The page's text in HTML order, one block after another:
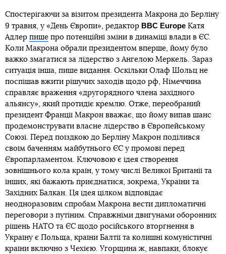
Спостерігаючи за візитом президента Макрона до Берліну
9 травня, у «День Європи», редактор BBC Europe Катя
Адлер пише про потенційні зміни в динаміці влади в ЄС.
Коли Макрона обрали президентом вперше, йому було
важко змагатися за лідерство з Ангелою Меркель. Зараз
ситуація інша, пише видання. Оскільки Олаф Шольц не
поспішав вжити рішучих заходів щодо рф, Німеччина
справляє враження «другорядного члена західного
альянсу», який протидіє кремлю. Отже, переобраний
президент Франції Макрон вважає, що йому випав шанс
продемонструвати власне лідерство в Європейському
Союзі. Перед поїздкою до Берліну Макрон поділився
своїм баченням майбутнього ЄС у промові перед
Європарламентом. Ключовою є ідея створення
зовнішнього кола країн, у тому числі Великої Британії та
інших, які бажають приєднатися, зокрема, України та
Західних Балкан. Ця ідея цілком відповідає
неодноразовим спробам Макрона вести дипломатичні
переговори з путіним. Справжніми двигунами оборонних
рішень НАТО та ЄС щодо російського вторгнення в
Україну є Польща, країни Балтії та колишні комуністичні
країни включно з Чехією. Угорщина ж, навпаки, блокує